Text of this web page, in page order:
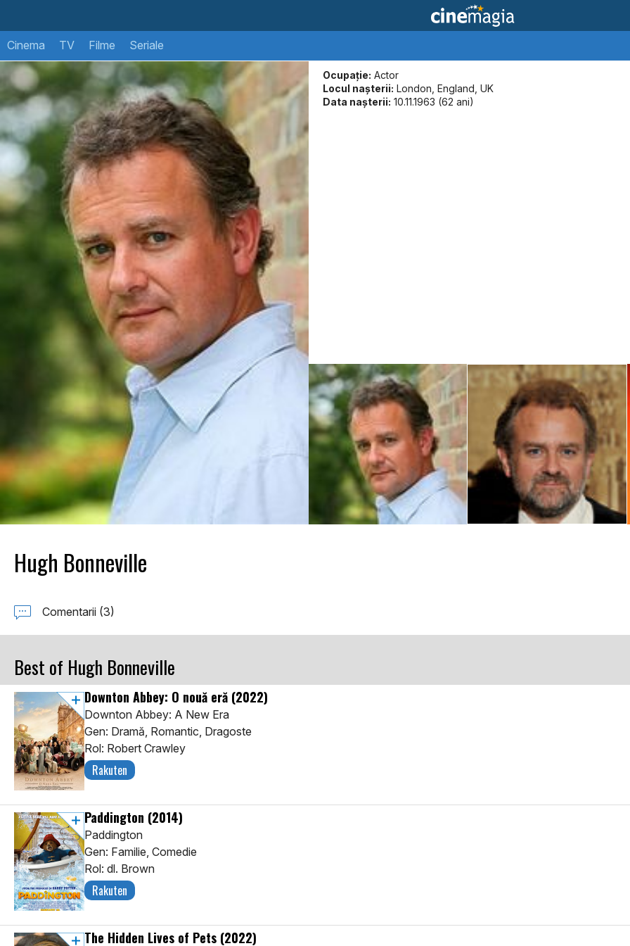
Cinema TV Filme Seriale
Ocupație: Actor
Locul naşterii: London, England, UK
Data naşterii: 10.11.1963 (62 ani)
Hugh Bonneville
Comentarii (3)
Best of Hugh Bonneville
Downton Abbey: O nouă eră (2022)
Downton Abbey: A New Era
Gen: Dramă, Romantic, Dragoste
Rol: Robert Crawley
Rakuten
Paddington (2014)
Paddington
Gen: Familie, Comedie
Rol: dl. Brown
Rakuten
The Hidden Lives of Pets (2022)